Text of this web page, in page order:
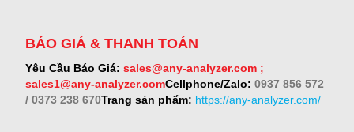
BÁO GIÁ & THANH TOÁN
Yêu Cầu Báo Giá: sales@any-analyzer.com ;
sales1@any-analyzer.comCellphone/Zalo: 0937 856 572
/ 0373 238 670Trang sản phẩm: https://any-analyzer.com/